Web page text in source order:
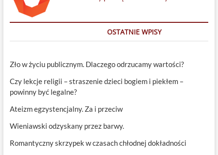
OSTATNIE WPISY
Zło w życiu publicznym. Dlaczego odrzucamy wartości?
Czy lekcje religii – straszenie dzieci bogiem i piekłem –
powinny być legalne?
Ateizm egzystencjalny. Za i przeciw
Wieniawski odzyskany przez barwy.
Romantyczny skrzypek w czasach chłodnej dokładności